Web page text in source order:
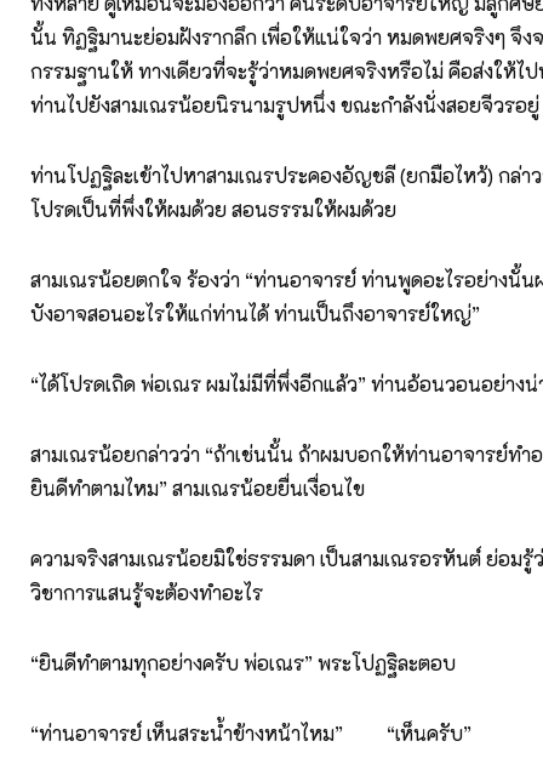
นั้น ทิฏฐิมานะย่อมฝังรากลึก เพื่อให้แน่ใจว่า หมดพยศจริงๆ จึง
กรรมฐานให้ ทางเดียวที่จะรู้ว่าหมดพยศจริงหรือไม่ คือส่งให้ไ
ท่านไปยังสามเณรน้อยนิรนามรูปหนึ่ง ขณะกำลังนั่งสอยจีวรอยู่
ท่านโปฏฐิละเข้าไปหาสามเณรประคองอัญชลี (ยกมือไหว้) กล่า
โปรดเป็นที่พึ่งให้ผมด้วย สอนธรรมให้ผมด้วย
สามเณรน้อยตกใจ ร้องว่า “ท่านอาจารย์ ท่านพูดอะไรอย่างนั้น
บังอาจสอนอะไรให้แก่ท่านได้ ท่านเป็นถึงอาจารย์ใหญ่”
“ได้โปรดเถิด พ่อเณร ผมไม่มีที่พึ่งอีกแล้ว” ท่านอ้อนวอนอย่างน่
สามเณรน้อยกล่าวว่า “ถ้าเช่นนั้น ถ้าผมบอกให้ท่านอาจารย์ทำ
ยินดีทำตามไหม” สามเณรน้อยยื่นเงื่อนไข
ความจริงสามเณรน้อยมิใช่ธรรมดา เป็นสามเณรอรหันต์ ย่อมรู้
วิชาการแสนรู้จะต้องทำอะไร
“ยินดีทำตามทุกอย่างครับ พ่อเณร” พระโปฏฐิละตอบ
“ท่านอาจารย์ เห็นสระน้ำข้างหน้าไหม” “เห็นครับ”